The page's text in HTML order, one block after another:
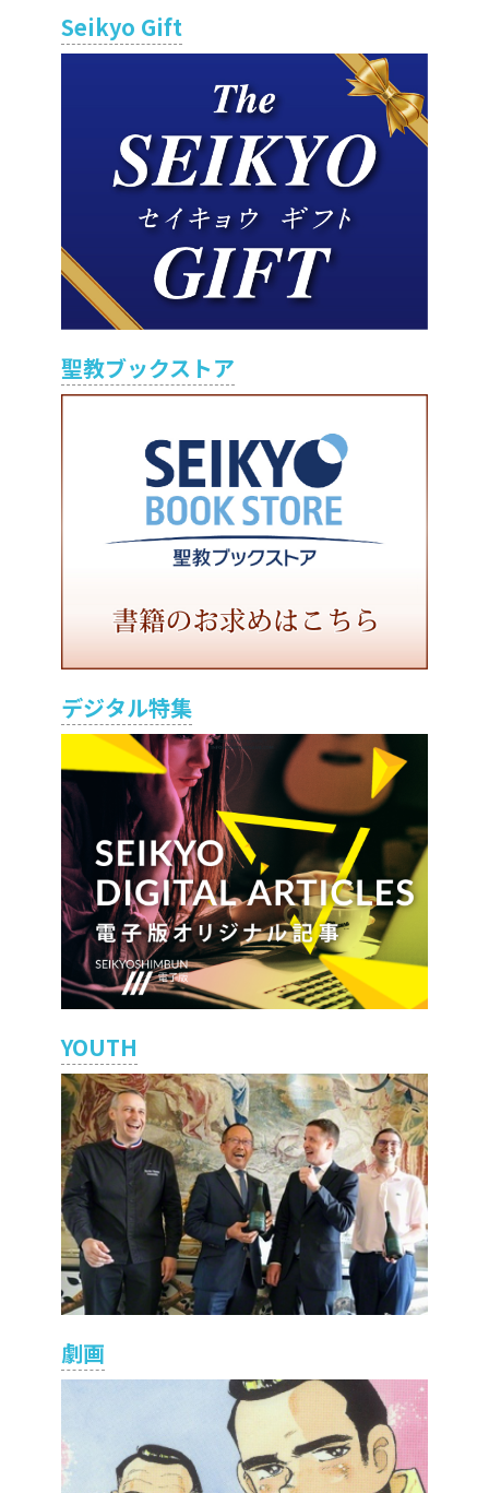
Seikyo Gift
聖教ブックストア
デジタル特集
YOUTH
劇画